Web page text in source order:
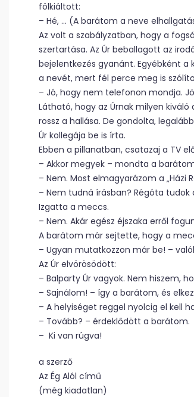
fölkiáltott:
– Hé, … (A barátom a neve
Az volt a szabályzatban, hogy a
szertartása. Az Úr beballagott az
bejelentkezés gyanánt. Egyébként
a nevét, mert fél perce meg is
– Jó, hogy nem telefonon mondja.
Látható, hogy az Úrnak milyen
rossz a hallása. De gondolta,
Úr kollegája be is írta.
Ebben a pillanatban, csatazaj a TV
– Akkor megyek – mondta a
– Nem. Most elmagyarázom a „Házi
– Nem tudná írásban? Régóta
Izgatta a meccs.
– Nem. Akár egész éjszaka erről
A barátom már sejtette, hogy a
– Ugyan mutatkozzon már be! –
Az Úr elvörösödött:
– Balparty Úr vagyok. Nem hiszem,
– Sajnálom! – így a barátom, és
– A helyiséget reggel nyolcig el kell
– Tovább? – érdeklődött a barátom.
– Ki van rúgva!
a szerző
Az Ég Alól című
(még kiadatlan)